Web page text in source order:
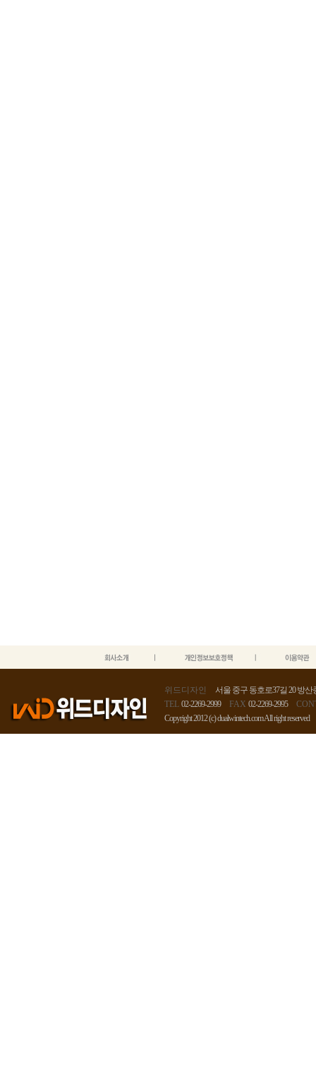
위드디자인
서울 중구 동호로37길 20 방산
TEL 02-2269-2999 FAX 02-2269-2995
Copyright 2012 (c) dualwintech.com All right reserved